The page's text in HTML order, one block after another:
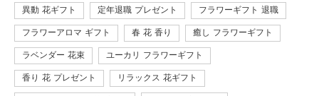
異動 花ギフト 定年退職 プレゼント フラワーギフト 退職
フラワーアロマ ギフト 春 花 香り 癒し フラワーギフト
ラベンダー 花束 ユーカリ フラワーギフト
香り 花 プレゼント リラックス 花ギフト